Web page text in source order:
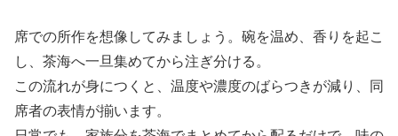
席での所作を想像してみましょう。碗を温め、香りを起こ
し、茶海へ一旦集めてから注ぎ分ける。
この流れが身につくと、温度や濃度のばらつきが減り、同
席者の表情が揃います。